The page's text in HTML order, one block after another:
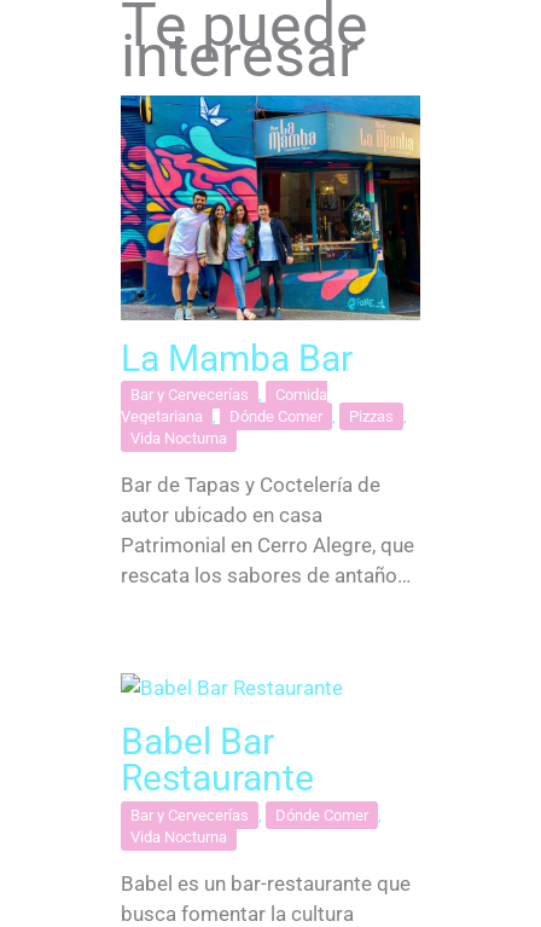
Te puede
interesar
La Mamba Bar
Bar y Cervecerías ,
Comida
Vegetariana , Dónde Comer , Pizzas ,
Vida Nocturna
Bar de Tapas y Coctelería de
autor ubicado en casa
Patrimonial en Cerro Alegre, que
rescata los sabores de antaño…
Babel Bar
Restaurante
Bar y Cervecerías Dónde Comer
Vida Nocturna
Babel es un bar-restaurante que
busca fomentar la cultura